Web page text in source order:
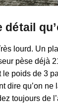
détail
lourd. Un
pèse déjà
le poids de 3
dire qu’on ne
toujours de